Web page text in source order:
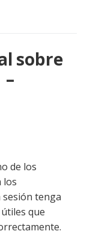
sobre
–
de los
los
sesión tenga
que